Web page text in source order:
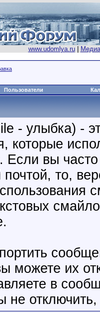
www.udomlya.ru|
Пользователи
- улыбка) -
которые
Если вы
почтой, то,
можете их
в
не